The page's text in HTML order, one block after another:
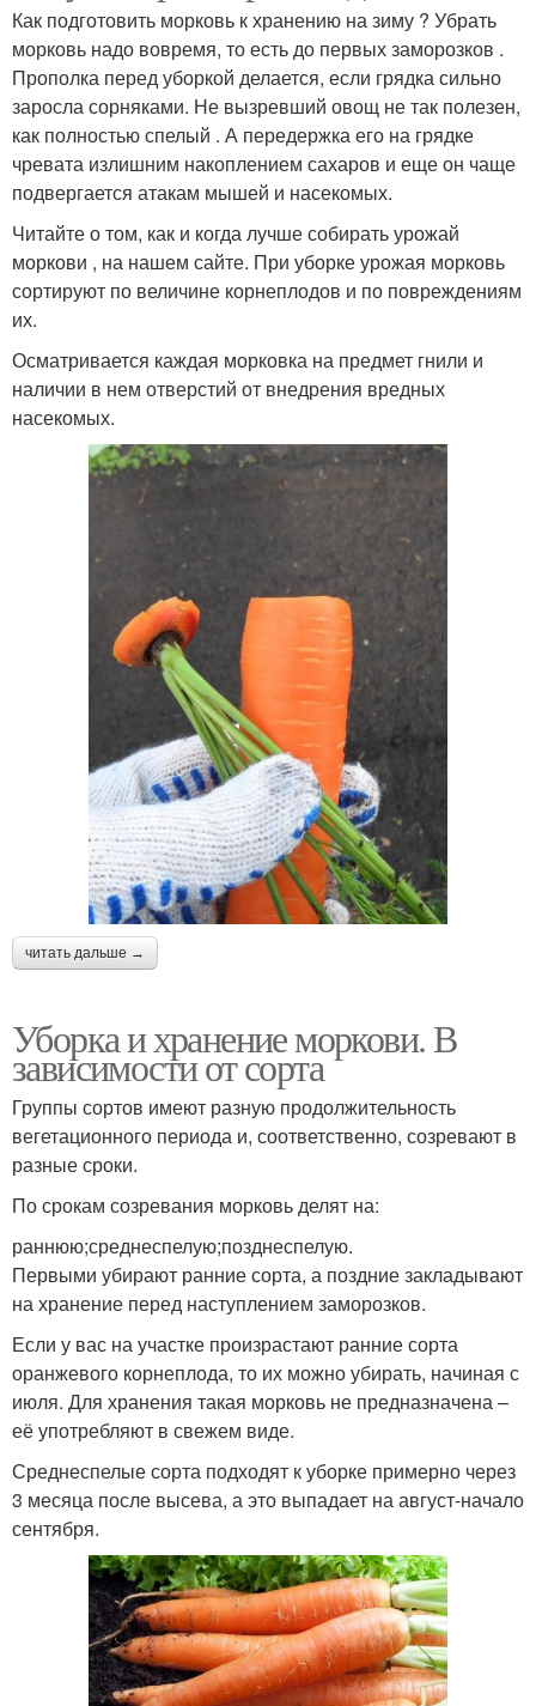
Как подготовить морковь к хранению на зиму ? Убрать
морковь надо вовремя, то есть до первых заморозков .
Прополка перед уборкой делается, если грядка сильно
заросла сорняками. Не вызревший овощ не так полезен,
как полностью спелый . А передержка его на грядке
чревата излишним накоплением сахаров и еще он чаще
подвергается атакам мышей и насекомых.
Читайте о том, как и когда лучше собирать урожай
моркови , на нашем сайте. При уборке урожая морковь
сортируют по величине корнеплодов и по повреждениям
их.
Осматривается каждая морковка на предмет гнили и
наличии в нем отверстий от внедрения вредных
насекомых.
читать дальше →
Уборка и хранение моркови. В
зависимости от сорта
Группы сортов имеют разную продолжительность
вегетационного периода и, соответственно, созревают в
разные сроки.
По срокам созревания морковь делят на:
раннюю;среднеспелую;позднеспелую.
Первыми убирают ранние сорта, а поздние закладывают
на хранение перед наступлением заморозков.
Если у вас на участке произрастают ранние сорта
оранжевого корнеплода, то их можно убирать, начиная с
июля. Для хранения такая морковь не предназначена –
её употребляют в свежем виде.
Среднеспелые сорта подходят к уборке примерно через
3 месяца после высева, а это выпадает на август-начало
сентября.